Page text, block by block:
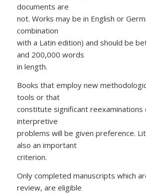
documents are
not. Works may be in English or
combination
with a Latin edition) and should be
and 200,000 words
in length.
Books that employ new
tools or that
constitute significant
interpretive
problems will be given preference.
also an important
criterion.
Only completed manuscripts which
review, are eligible